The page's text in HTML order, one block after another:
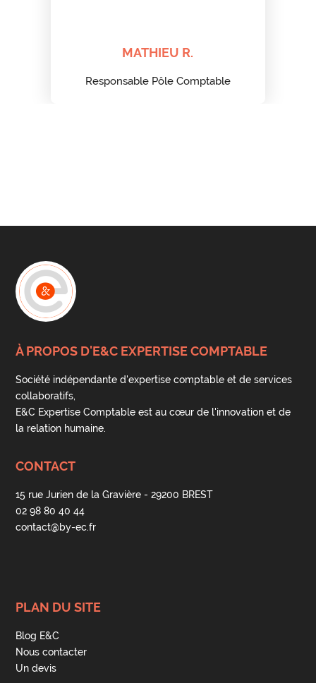
MATHIEU R.
Responsable Pôle Comptable
À PROPOS D'E&C EXPERTISE COMPTABLE
Société indépendante d'expertise comptable et de services
collaboratifs,
E&C Expertise Comptable est au cœur de l'innovation et de
la relation humaine.
CONTACT
15 rue Jurien de la Gravière - 29200 BREST
02 98 80 40 44
contact@by-ec.fr
PLAN DU SITE
Blog E&C
Nous contacter
Un devis